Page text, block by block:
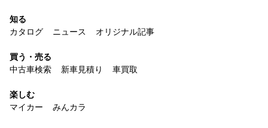
知る
カタログ
ニュース オリジナル記事
買う・売る
中古車検索
新車見積り 車買取
楽しむ
マイカー
みんカラ